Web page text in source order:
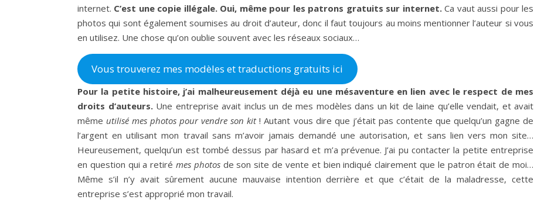
internet. C’est une copie illégale. Oui, même pour les patrons gratuits sur internet.Ca vaut aussi pour les
photos qui sont également soumises au droit d’auteur, donc il faut toujours au moins mentionner l’auteur si vous
en utilisez. Une chose qu’on oublie souvent avec les réseaux sociaux…
Vous trouverez mes modèles et traductions gratuits ici
Pour la petite histoire, j’ai malheureusement déjà eu une mésaventure en lien avec le respect de mes
droits d’auteurs.Une entreprise avait inclus un de mes modèles dans un kit de laine qu’elle vendait, et avait
même utilisé mes photos pour vendre son kit! Autant vous dire que j’était pas contente que quelqu’un gagne de
l’argent en utilisant mon travail sans m’avoir jamais demandé une autorisation, et sans lien vers mon site…
Heureusement, quelqu’un est tombé dessus par hasard et m’a prévenue. J’ai pu contacter la petite entreprise
en question qui a retirémes photosde son site de vente et bien indiqué clairement que le patron était de moi…
Même s’il n’y avait sûrement aucune mauvaise intention derrière et que c’était de la maladresse, cette
entreprise s’est approprié mon travail.